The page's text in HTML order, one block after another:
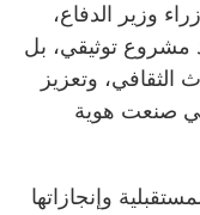
وزير الدفاع،
مشروع توثيقي، بل
وتعزيز
صنعت هوية
وإنجازاتها